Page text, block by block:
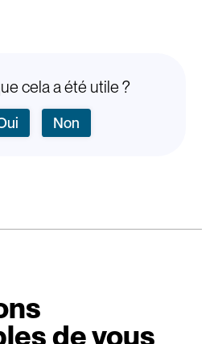
cela a été utile ?
Non
de vous